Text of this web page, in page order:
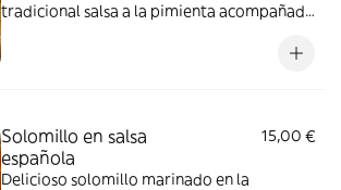
tradicional salsa a la pimienta acompañado
Solomillo en salsa
española
15,00 €
Delicioso solomillo marinado en la